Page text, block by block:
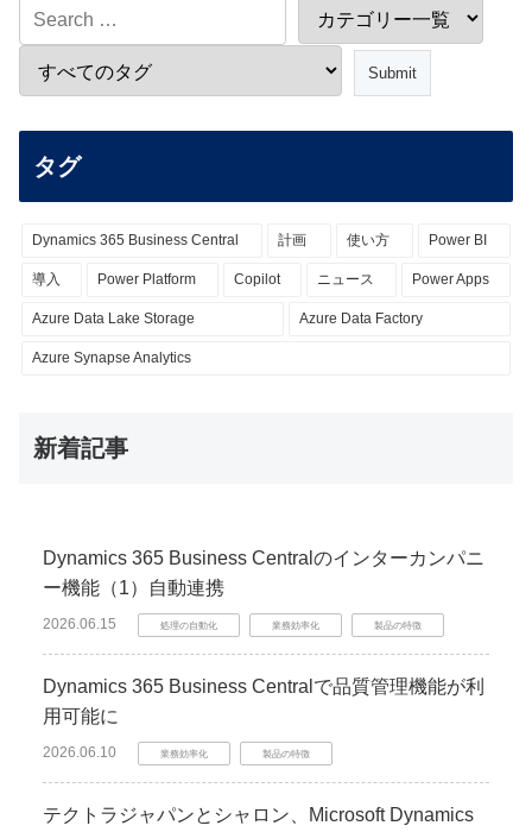
タグ
Dynamics 365 Business Central 計画 使い方 Power BI
導入 Power Platform Copilot ニュース Power Apps
Azure Data Lake Storage Azure Data Factory
Azure Synapse Analytics
新着記事
Dynamics 365 Business Centralのインターカンパニ
ー機能（1）自動連携
2026.06.15 処理の自動化 業務効率化 製品の特徴
Dynamics 365 Business Centralで品質管理機能が利
用可能に
2026.06.10 業務効率化 製品の特徴
テクトラジャパンとシャロン、Microsoft Dynamics